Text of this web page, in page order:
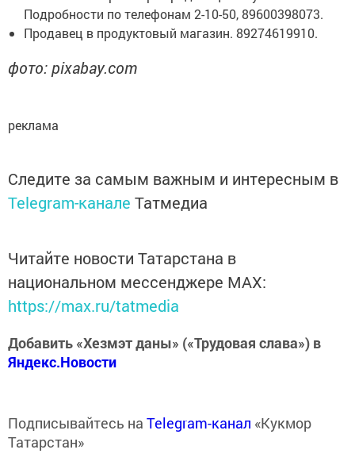
Подробности по телефонам 2-10-50, 89600398073.
Продавец в продуктовый магазин. 89274619910.
фото: pixabay.com
реклама
Следите за самым важным и интересным в
Telegram-канале Татмедиа
Читайте новости Татарстана в
национальном мессенджере MАХ:
https://max.ru/tatmedia
Добавить «Хезмэт даны» («Трудовая слава») в
Яндекс.Новости
Подписывайтесь на Telegram-канал «Кукмор
Татарстан»